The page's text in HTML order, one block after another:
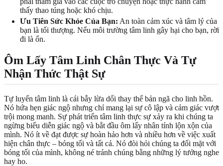
thấy thao túng hoặc khó chịu.
Ưu Tiên Sức Khỏe Của Bạn: An toàn cảm xúc và tâm lý của
bạn là tối thượng. Nếu môi trường tâm linh gây hại cho bạn, rời
đi là ổn.
Ôm Lấy Tâm Linh Chân Thực Và Tự
Nhận Thức Thật Sự
Tự luyến tâm linh là cái bẫy lừa dối thay thế bản ngã cho linh hồn.
Nó hứa hẹn giác ngộ nhưng chỉ mang lại sự cô lập và cảm giác vượt
trội mong manh. Sự phát triển tâm linh thực sự xảy ra khi chúng ta
ngừng biểu diễn giác ngộ và bắt đầu ôm lấy nhân tính lộn xộn của
mình. Nó ít về đạt được sự hoàn hảo hơn và nhiều hơn về việc xuất
hiện chân thực – bóng tối và tất cả. Nó đòi hỏi chúng ta đối mặt với
bóng tối của mình, không né tránh chúng bằng những lý tưởng nghe
hay ho.